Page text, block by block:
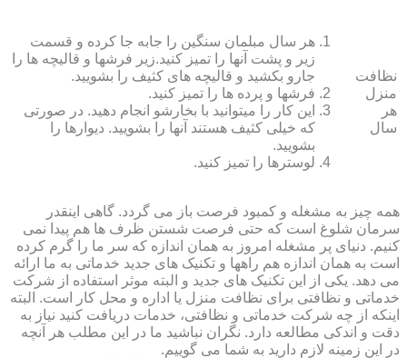
نظافت
منزل
هر
سال
هر سال مبلمان سنگین را جابه جا کرده و قسمت
زیر و پشت آنها را تمیز کنید.زیر فرش‏ها و قالیچه‏ ها را
جارو بکشید و قالیچه‏ های کثیف را بشویید.
فرش‏ها و پرده ‏ها را تمیز کنید.
این کار را می‏توانید با بخارشو انجام دهید. در صورتی
که خیلی کثیف هستند آنها را بشویید. دیوارها را
بشویید.
لوسترها را تمیز کنید.
همه چیز به مشغله و کمبود فرصت باز می گردد. گاهی اینقدر
سرمان شلوغ است که حتی فرصت شستن ظرف ها هم پیدا نمی
کنیم. دنیای پر مشغله امروز به همان اندازه که سر ما را گرم کرده
است به همان اندازه هم راهها و تکنیک های جدید خدماتی به ما ارائه
می دهد. یکی از این تکنیک های جدید و البته موثر استفاده از شرکت
خدماتی و نظافتی برای نظافت منزل یا اداره و محل کار است. البته
اینکه از چه شرکت خدماتی و نظافتی، خدمات دریافت کنید نیاز به
دقت و اندکی مطالعه دارد. نگران نباشید ما در این مطلب هر آنچه
در این زمینه لازم دارید به شما می گوییم.